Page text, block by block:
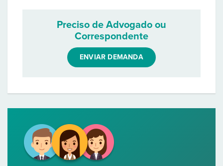
Preciso de Advogado ou
Correspondente
ENVIAR DEMANDA